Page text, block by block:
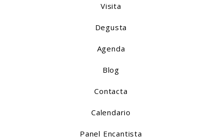
Visita
Degusta
Agenda
Blog
Contacta
Calendario
Panel Encantista